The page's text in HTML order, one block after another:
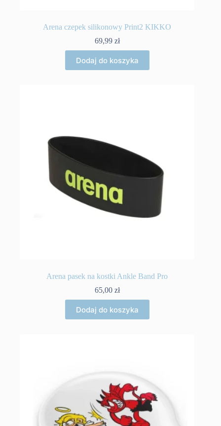
Arena czepek silikonowy Print2 KIKKO
69,99 zł
Dodaj do koszyka
Arena pasek na kostki Ankle Band Pro
65,00 zł
Dodaj do koszyka